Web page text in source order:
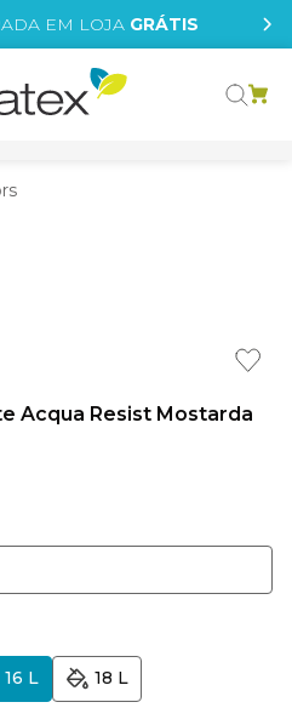
EM LOJA GRÁTIS
Acqua Resist Mostarda
16 L 18 L